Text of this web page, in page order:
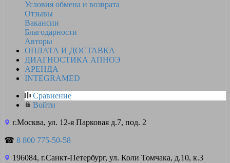
Условия обмена и возврата
Отзывы
Вакансии
Благодарности
Авторы
ОПЛАТА И ДОСТАВКА
ДИАГНОСТИКА АПНОЭ
АРЕНДА
INTEGRAMED
Сравнение
Войти
г.Москва, ул. 12-я Парковая д.7, под. 2
☎ 8 800 775-50-58
196084, г.Санкт-Петербург, ул. Коли Томчака, д.10, к.3